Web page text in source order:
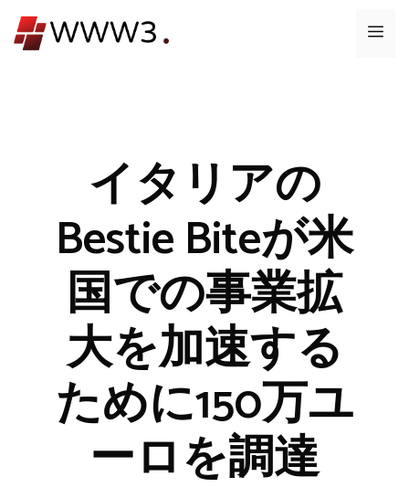
ン
メ
イタリアの
Bestie Biteが米
国での事業拡
大を加速する
ために150万ユ
ーロを調達